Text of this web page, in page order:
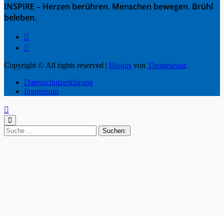
INSPIRE – Herzen berühren. Menschen bewegen. Brühl
beleben.
Copyright © All rights reserved | Blogus von Themeansar.
Datenschutzerklärung
Impressum
Suche
nach: